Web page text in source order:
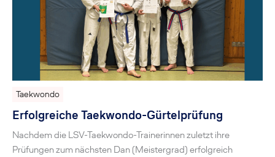
Taekwondo
Erfolgreiche Taekwondo-Gürtelprüfung
Nachdem die LSV-Taekwondo-Trainerinnen zuletzt ihre
Prüfungen zum nächsten Dan (Meistergrad) erfolgreich